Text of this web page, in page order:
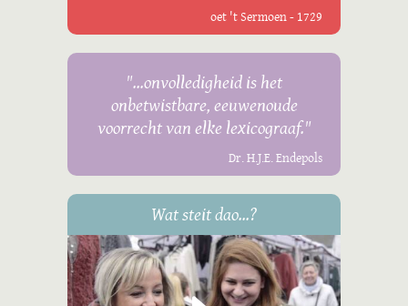
oet 't Sermoen - 1729
"...onvolledigheid is het
onbetwistbare, eeuwenoude
voorrecht van elke lexicograaf."
Dr. H.J.E. Endepols
Wat steit dao...?